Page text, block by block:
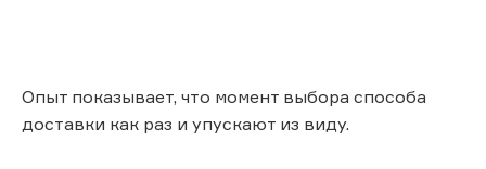
Опыт показывает, что момент выбора способа
доставки как раз и упускают из виду.